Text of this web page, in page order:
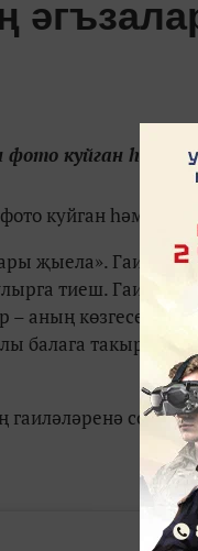
куйган һәм
куйган һәм
җыела». Гаилә
тиеш. Гаилә ул
– аның көзгесе.
балага такыр. Ата-